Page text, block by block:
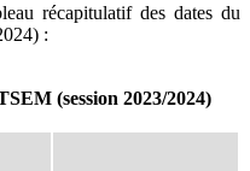
récapitulatif des dates du
:
(session 2023/2024)